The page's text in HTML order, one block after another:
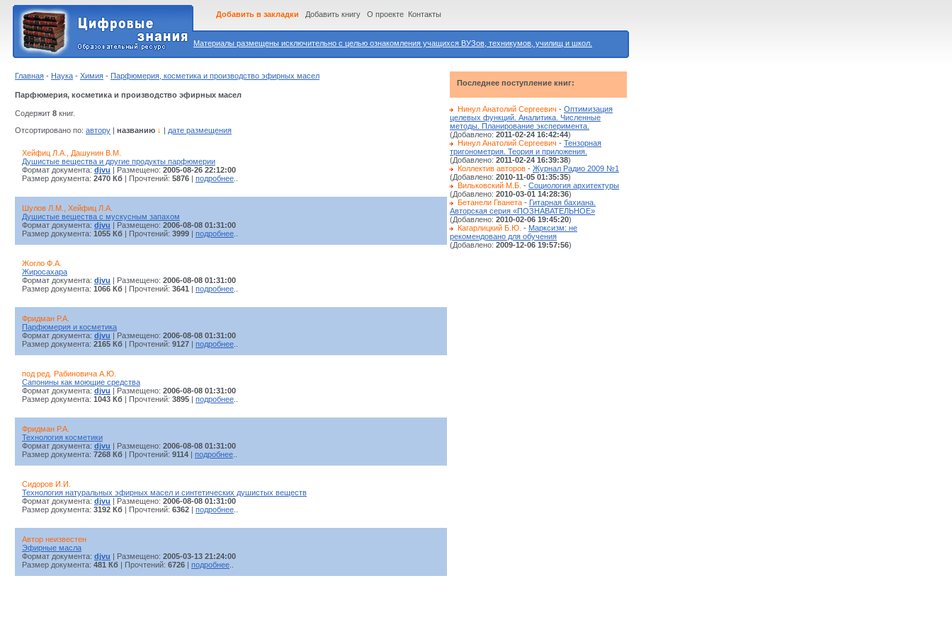
Материалы размещены исключительно с целью ознакомления учащихся ВУЗов, техникумов, училищ и школ.
Добавить в закладки Добавить книгу О проекте Контакты
Главная - Наука - Химия - Парфюмерия, косметика и производство эфирных масел
Парфюмерия, косметика и производство эфирных масел
Содержит 8 книг.
Отсортировано по: автору названию ↓ дате размещения
Хейфиц Л.А., Дашунин В.М.
Душистые вещества и другие продукты парфюмерии
Формат документа: djvu | Размещено: 2005-08-26 22:12:00
Размер документа: 2470 Кб | Прочтений: 5876 подробнее
Шулов Л.М., Хейфиц Л.А.
Душистые вещества с мускусным запахом
Формат документа: djvu | Размещено: 2006-08-08 01:31:00
Размер документа: 1055 Кб | Прочтений: 3999 подробнее
Жогло Ф.А.
Жиросахара
Формат документа: djvu | Размещено: 2006-08-08 01:31:00
Размер документа: 1066 Кб | Прочтений: 3641 подробнее
Фридман Р.А.
Парфюмерия и косметика
Формат документа: djvu | Размещено: 2006-08-08 01:31:00
Размер документа: 2165 Кб | Прочтений: 9127 подробнее
под ред. Рабиновича А.Ю.
Сапонины как моющие средства
Формат документа: djvu | Размещено: 2006-08-08 01:31:00
Размер документа: 1043 Кб | Прочтений: 3895 подробнее
Фридман Р.А.
Технология косметики
Формат документа: djvu | Размещено: 2006-08-08 01:31:00
Размер документа: 7268 Кб | Прочтений: 9114 подробнее
Сидоров И.И.
Технология натуральных эфирных масел и синтетических душистых веществ
Формат документа: djvu | Размещено: 2006-08-08 01:31:00
Размер документа: 3192 Кб | Прочтений: 6362 подробнее
Автор неизвестен
Эфирные масла
Формат документа: djvu | Размещено: 2005-03-13 21:24:00
Размер документа: 481 Кб | Прочтений: 6726 подробнее
Последнее поступление книг:
Нинул Анатолий Сергеевич - Оптимизация
целевых функций. Аналитика. Численные
методы. Планирование эксперимента.
(Добавлено: 2011-02-24 16:42:44)
Нинул Анатолий Сергеевич - Тензорная
тригонометрия. Теория и приложения.
(Добавлено: 2011-02-24 16:39:38)
Коллектив авторов - Журнал Радио 2009 №1
(Добавлено: 2010-11-05 01:35:35)
Вильковский М.Б. - Социология архитектуры
(Добавлено: 2010-03-01 14:28:36)
Бетанели Гванета - Гитарная бахиана.
Авторская серия «ПОЗНАВАТЕЛЬНОЕ»
(Добавлено: 2010-02-06 19:45:20)
Кагарлицкий Б.Ю. - Марксизм: не
рекомендовано для обучения
(Добавлено: 2009-12-06 19:57:56)